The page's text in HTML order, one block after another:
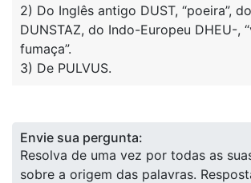
2) Do Inglês antigo DUST, “poeira”,
DUNSTAZ, do Indo-Europeu DHEU-,
fumaça”.
3) De PULVUS.
Envie sua pergunta:
Resolva de uma vez por todas as
sobre a origem das palavras.